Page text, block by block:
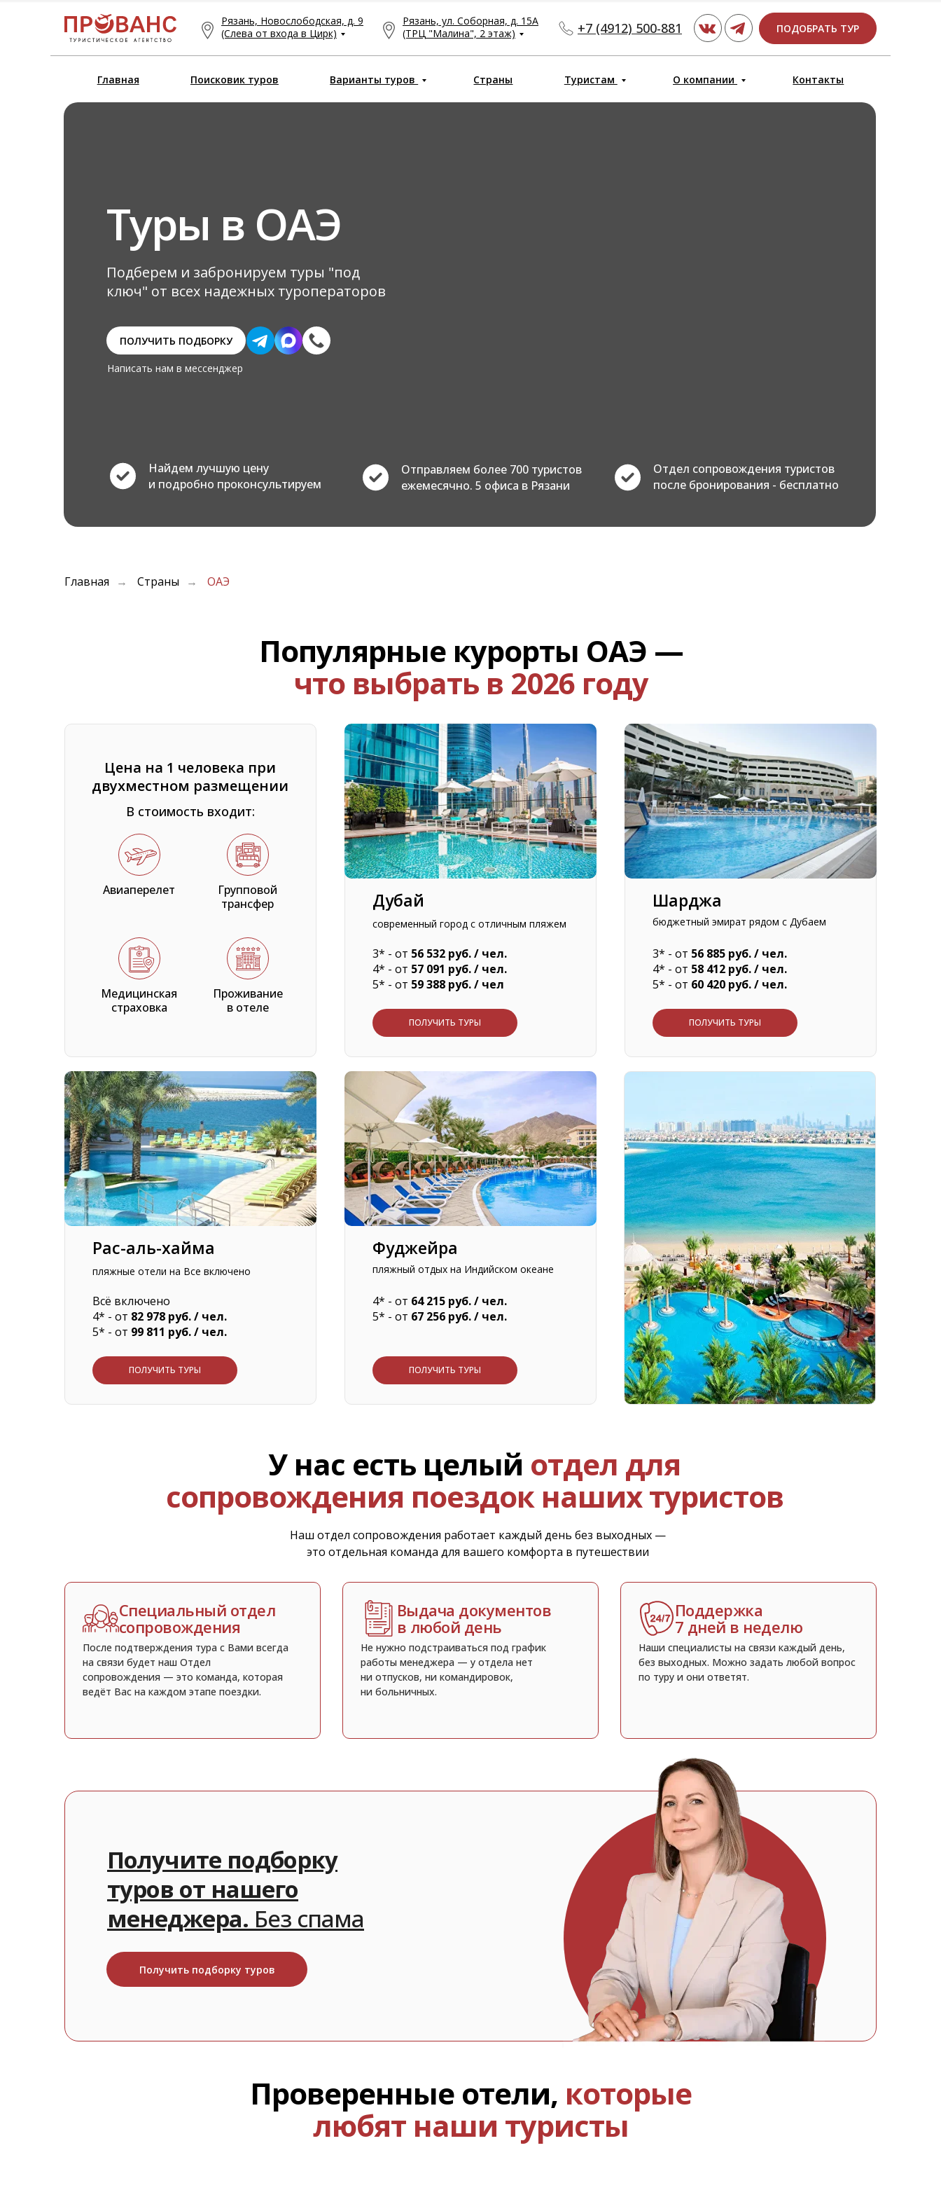
+7 (4912) 500-881 ПОДОБРАТЬ ТУР
Рязань, ул. Соборная, д. 15А
(ТРЦ "Малина", 2 этаж)
Рязань, Новослободская, д. 9
(Слева от входа в Цирк)
Главная Поисковик туров Варианты туров Страны Туристам О компании Контакты
Туры в ОАЭ
Подберем и забронируем туры "под
ключ" от всех надежных туроператоров
Отдел сопровождения туристов
после бронирования - бесплатно
Отправляем более 700 туристов
ежемесячно. 5 офиса в Рязани
Найдем лучшую цену
и подробно проконсультируем
ПОЛУЧИТЬ ПОДБОРКУ
Написать нам в мессенджер
Главная → Страны → ОАЭ
Популярные курорты ОАЭ —
что выбрать в 2026 году
Цена на 1 человека при
двухместном размещении
В стоимость входит:
Групповой
трансфер
Авиаперелет
Проживание
в отеле
Медицинская
страховка
Всё включено
4* - от 82 978 руб. / чел.
5* - от 99 811 руб. / чел.
ПОЛУЧИТЬ ТУРЫ
пляжные отели на Все включено
Рас-аль-хайма
4* - от 64 215 руб. / чел.
5* - от 67 256 руб. / чел.
Фуджейра
ПОЛУЧИТЬ ТУРЫ
пляжный отдых на Индийском океане
3* - от 56 532 руб. / чел.
4* - от 57 091 руб. / чел.
5* - от 59 388 руб. / чел
ПОЛУЧИТЬ ТУРЫ
современный город с отличным пляжем
Дубай
3* - от 56 885 руб. / чел.
4* - от 58 412 руб. / чел.
5* - от 60 420 руб. / чел.
Шарджа
ПОЛУЧИТЬ ТУРЫ
бюджетный эмират рядом с Дубаем
У нас есть целый отдел для
сопровождения поездок наших туристов
Наш отдел сопровождения работает каждый день без выходных —
это отдельная команда для вашего комфорта в путешествии
Поддержка
7 дней в неделю
Наши специалисты на связи каждый день,
без выходных. Можно задать любой вопрос
по туру и они ответят.
Выдача документов
в любой день
Не нужно подстраиваться под график
работы менеджера — у отдела нет
ни отпусков, ни командировок,
ни больничных.
Специальный отдел
сопровождения
После подтверждения тура с Вами всегда
на связи будет наш Отдел
сопровождения — это команда, которая
ведёт Вас на каждом этапе поездки.
Получите подборку
туров от нашего
менеджера. Без спама
Получить подборку туров
Проверенные отели, которые
любят наши туристы